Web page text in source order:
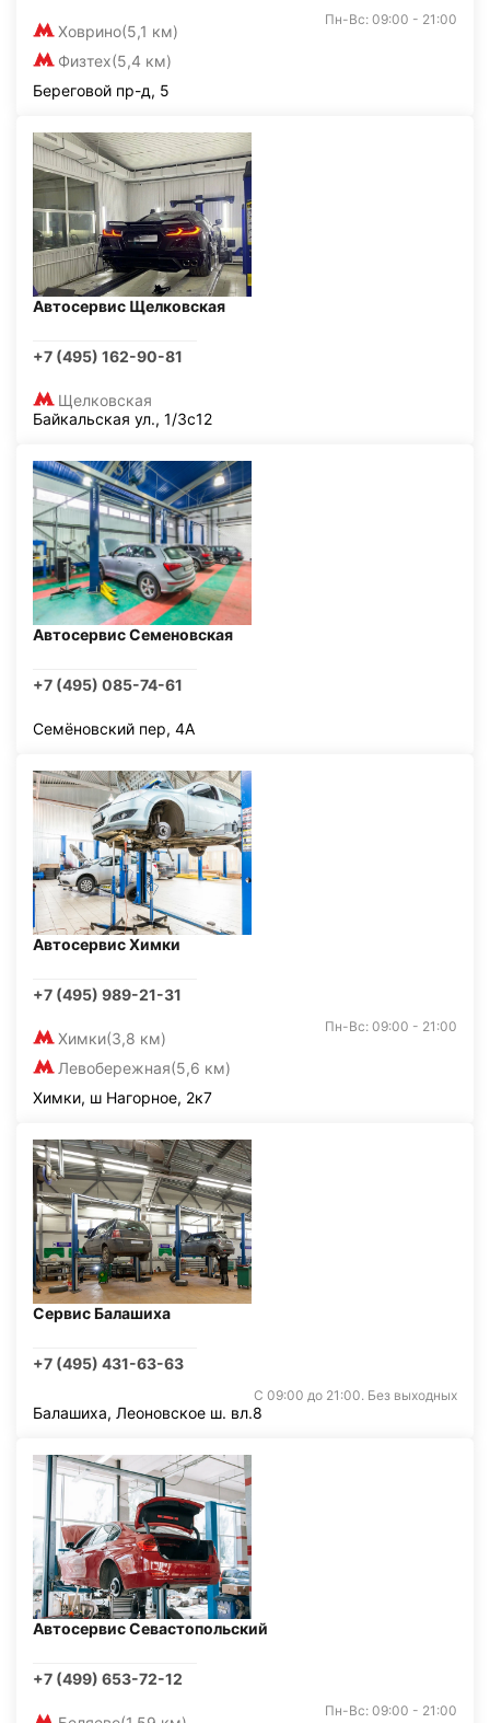
Ховрино(5,1 км)
Физтех(5,4 км)
Пн-Вс: 09:00 - 21:00
Береговой пр-д, 5
Автосервис Щелковская
+7 (495) 162-90-81
Щелковская
Байкальская ул., 1/3с12
Автосервис Семеновская
+7 (495) 085-74-61
Семёновский пер, 4А
Автосервис Химки
+7 (495) 989-21-31
Химки(3,8 км)
Левобережная(5,6 км)
Пн-Вс: 09:00 - 21:00
Химки, ш Нагорное, 2к7
Сервис Балашиха
+7 (495) 431-63-63
С 09:00 до 21:00. Без выходных
Балашиха, Леоновское ш. вл.8
Автосервис Севастопольский
+7 (499) 653-72-12
Пн-Вс: 09:00 - 21:00